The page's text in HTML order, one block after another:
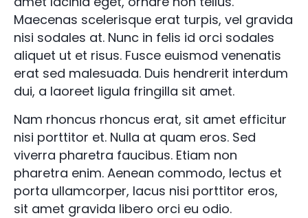
Maecenas scelerisque erat turpis, vel gravida
nisi sodales at. Nunc in felis id orci sodales
aliquet ut et risus. Fusce euismod venenatis
erat sed malesuada. Duis hendrerit interdum
dui, a laoreet ligula fringilla sit amet.
Nam rhoncus rhoncus erat, sit amet efficitur
nisi porttitor et. Nulla at quam eros. Sed
viverra pharetra faucibus. Etiam non
pharetra enim. Aenean commodo, lectus et
porta ullamcorper, lacus nisi porttitor eros,
sit amet gravida libero orci eu odio.